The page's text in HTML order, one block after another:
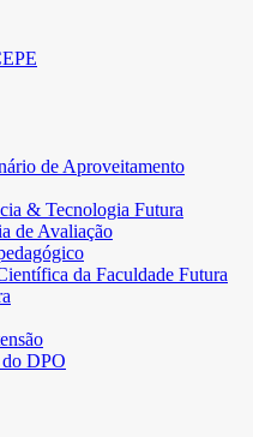
de Aproveitamento
& Tecnologia Futura
de Avaliação
da Faculdade Futura
DPO